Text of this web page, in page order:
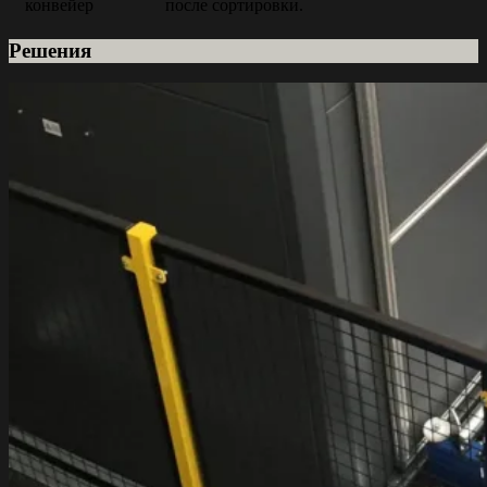
конвейер после сортировки.
Решения